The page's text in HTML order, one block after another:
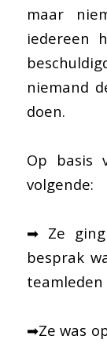
maar
iedereen
niemand
doen.
Op basis
volgende:
➡ Ze
besprak
➡Ze was